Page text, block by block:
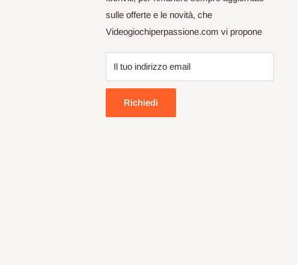
sulle offerte e le novità, che
Videogiochiperpassione.com vi propone
Il tuo indirizzo email
Richiedi